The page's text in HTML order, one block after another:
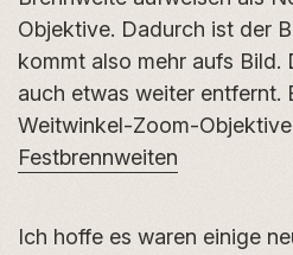
Objektive. Dadurch ist der
kommt also mehr aufs Bild.
auch etwas weiter entfernt.
Weitwinkel-Zoom-
Festbrennweiten
Ich hoffe es waren einige